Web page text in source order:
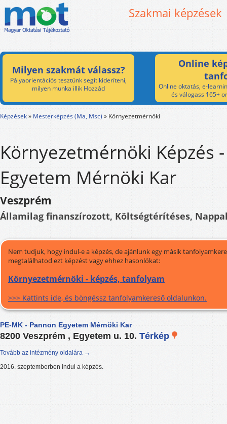
Szakmai képzések
Milyen szakmát válassz?
Pályaorientációs tesztünk segít kideríteni,
milyen munka illik Hozzád
Online
Online oktatás, e-
és válogass 165+
Képzések» Mesterképzés (Ma, Msc) » Környezetmérnöki
Környezetmérnöki Képzés
Egyetem Mérnöki Kar
Veszprém
Államilag finanszírozott, Költségtérítéses,
Nem tudjuk, hogy indul-e a képzés, de ajánlunk egy másik
megtalálhatod ezt képzést vagy ehhez hasonlókat:
Környezetmérnöki - képzés, tanfolyam
>>> Kattints ide, és böngéssz tanfolyamkereső oldalunkon.
PE-MK - Pannon Egyetem Mérnöki Kar
8200 Veszprém , Egyetem u. 10. Térkép
Tovább az intézmény oldalára →
2016. szeptemberben indul a képzés.